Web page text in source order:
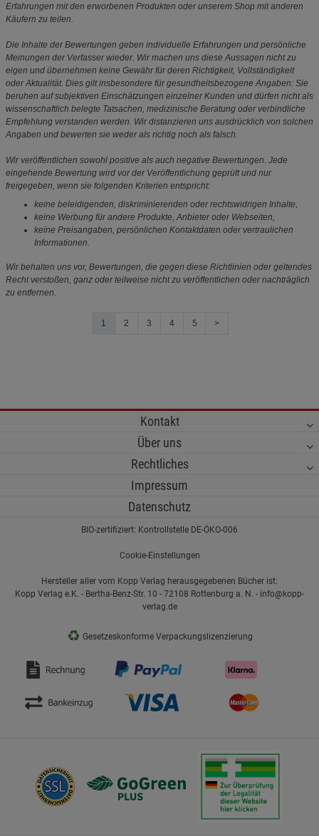
Erfahrungen mit den erworbenen Produkten oder unserem Shop mit anderen
Käufern zu teilen.
Die Inhalte der Bewertungen geben individuelle Erfahrungen und persönliche
Meinungen der Verfasser wieder. Wir machen uns diese Aussagen nicht zu
eigen und übernehmen keine Gewähr für deren Richtigkeit, Vollständigkeit
oder Aktualität. Dies gilt insbesondere für gesundheitsbezogene Angaben: Sie
beruhen auf subjektiven Einschätzungen einzelner Kunden und dürfen nicht als
wissenschaftlich belegte Tatsachen, medizinische Beratung oder verbindliche
Empfehlung verstanden werden. Wir distanzieren uns ausdrücklich von solchen
Angaben und bewerten sie weder als richtig noch als falsch.
Wir veröffentlichen sowohl positive als auch negative Bewertungen. Jede
eingehende Bewertung wird vor der Veröffentlichung geprüft und nur
freigegeben, wenn sie folgenden Kriterien entspricht:
keine beleidigenden, diskriminierenden oder rechtswidrigen Inhalte,
keine Werbung für andere Produkte, Anbieter oder Webseiten,
keine Preisangaben, persönlichen Kontaktdaten oder vertraulichen
Informationen.
Wir behalten uns vor, Bewertungen, die gegen diese Richtlinien oder geltendes
Recht verstoßen, ganz oder teilweise nicht zu veröffentlichen oder nachträglich
zu entfernen.
1 2 3 4 5 >
Kontakt
Über uns
Rechtliches
Impressum
Datenschutz
BIO-zertifiziert: Kontrollstelle DE-ÖKO-006
Cookie-Einstellungen
Hersteller aller vom Kopp Verlag herausgegebenen Bücher ist:
Kopp Verlag e.K. - Bertha-Benz-Str. 10 - 72108 Rottenburg a. N. - info@kopp-
verlag.de
♻ Gesetzeskonforme Verpackungslizenzierung